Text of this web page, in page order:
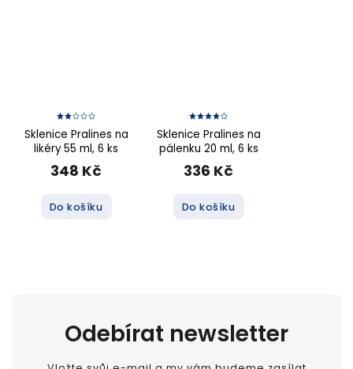
Sklenice Pralines na
likéry 55 ml, 6 ks
348 Kč
Do košíku
Sklenice Pralines na
pálenku 20 ml, 6 ks
336 Kč
Do košíku
Odebírat newsletter